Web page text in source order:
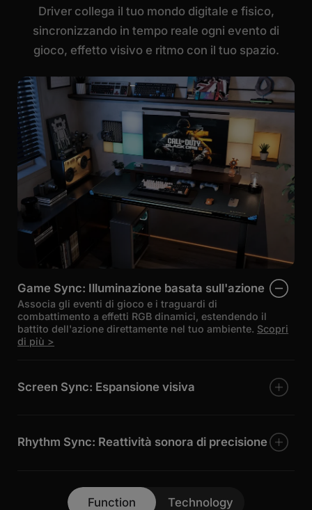
Driver collega il tuo mondo digitale e fisico,
sincronizzando in tempo reale ogni evento di
gioco, effetto visivo e ritmo con il tuo spazio.
Game Sync: Illuminazione basata sull'azione
Associa gli eventi di gioco e i traguardi di
combattimento a effetti RGB dinamici, estendendo il
battito dell'azione direttamente nel tuo ambiente. Scopri
di più >
Screen Sync: Espansione visiva
Rhythm Sync: Reattività sonora di precisione
audio e illuminazione per un'esperienza audiovisiva
Function Technology